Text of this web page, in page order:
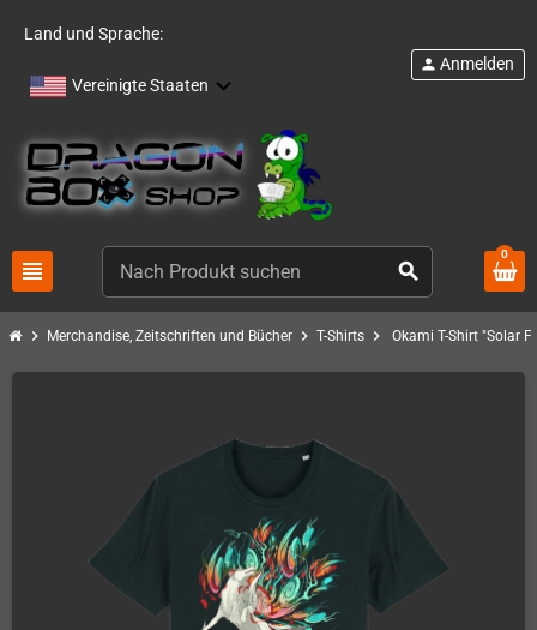
Land und Sprache:
Vereinigte Staaten
view_headline search
person Anmelden
0
chevron_right Merchandise, Zeitschriften und Bücher chevron_right T-Shirts chevron_right Okami T-Shirt "Solar